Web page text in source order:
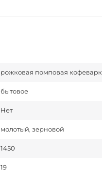
рожковая помповая
бытовое
Нет
молотый, зерновой
1450
19